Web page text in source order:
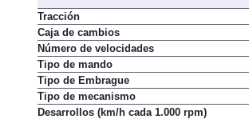
Tracción
Caja de cambios
Número de velocidades
Tipo de mando
Tipo de Embrague
Tipo de mecanismo
Desarrollos (km/h cada 1.000 rpm)